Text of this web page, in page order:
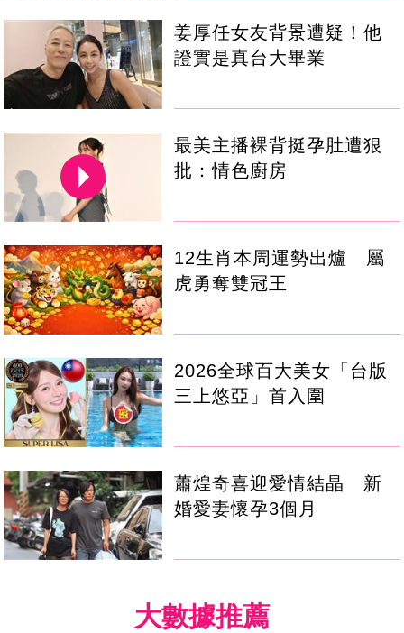
姜厚任女友背景遭疑！他
證實是真台大畢業
最美主播裸背挺孕肚遭狠
批：情色廚房
12生肖本周運勢出爐 屬
虎勇奪雙冠王
2026全球百大美女「台版
三上悠亞」首入圍
蕭煌奇喜迎愛情結晶 新
婚愛妻懷孕3個月
大數據推薦